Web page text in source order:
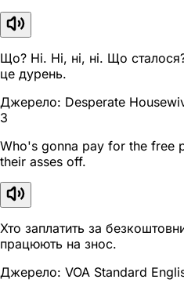
Що? Ні. Ні, ні, ні. Що
це дурень.
Джерело: Desperate
3
Who's gonna pay for the free
their asses off.
Хто заплатить за
працюють на знос.
Джерело: VOA Standard